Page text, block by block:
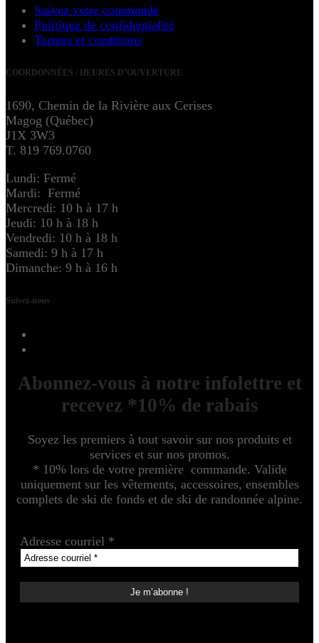
Suivez votre commande
Politique de confidentialité
Termes et conditions
COORDONNÉES / HEURES D’OUVERTURE
1690, Chemin de la Rivière aux Cerises
Magog (Québec)
J1X 3W3
T. 819 769.0760
Lundi: Fermé
Mardi: Fermé
Mercredi: 10 h à 17 h
Jeudi: 10 h à 18 h
Vendredi: 10 h à 18 h
Samedi: 9 h à 17 h
Dimanche: 9 h à 16 h
Suivez-nous
Abonnez-vous à notre infolettre et
recevez *10% de rabais
Soyez les premiers à tout savoir sur nos produits et
services et sur nos promos.
* 10% lors de votre première commande. Valide
uniquement sur les vêtements, accessoires, ensembles
complets de ski de fonds et de ski de randonnée alpine.
Adresse courriel *